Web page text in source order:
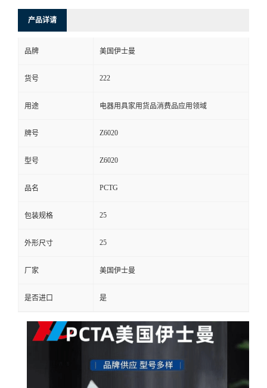
产品详请
品牌 美国伊士曼
货号 222
用途 电器用具家用货品消费品应用领域
牌号 Z6020
型号 Z6020
品名 PCTG
包装规格 25
外形尺寸 25
厂家 美国伊士曼
是否进口 是